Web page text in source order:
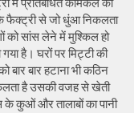
फैक्ट्री से जो धुंआ निकलता
सांस लेने में मुश्किल हो
गया है। घरों पर मिट्टी की
बार हटाना भी कठिन
है उसकी वजह से खेती
कुओं और तालाबों का पानी